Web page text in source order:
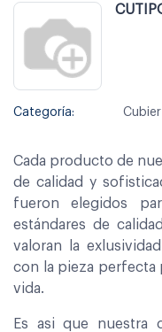
Categoría:
Cada producto de
de calidad y
fueron elegidos
estándares de
valoran la
con la pieza perfecta
vida.
Es asi que nuestra